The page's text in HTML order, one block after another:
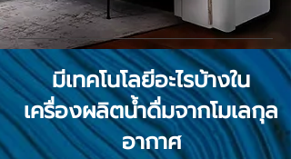
มีเทคโนโลยีอะไรบ้างใน
เครื่องผลิตน้ำดื่มจากโมเลกุล
อากาศ